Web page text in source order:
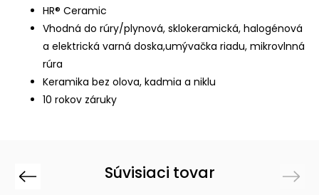
HR® Ceramic
Vhodná do rúry/plynová, sklokeramická, halogénová
a elektrická varná doska,umývačka riadu, mikrovlnná
rúra
Keramika bez olova, kadmia a niklu
10 rokov záruky
Súvisiaci tovar
Previous Next